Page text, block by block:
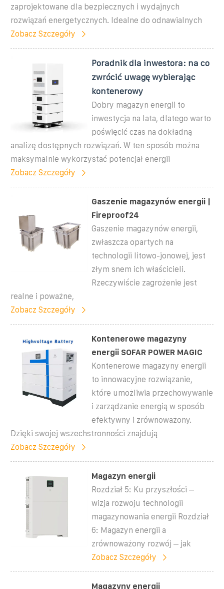
zaprojektowane dla bezpiecznych i wydajnych
rozwiązań energetycznych. Idealne do odnawialnych
Zobacz Szczegóły
Poradnik dla inwestora: na co
zwrócić uwagę wybierając
kontenerowy
Dobry magazyn energii to
inwestycja na lata, dlatego warto
poświęcić czas na dokładną
analizę dostępnych rozwiązań. W ten sposób można
maksymalnie wykorzystać potencjał energii
Zobacz Szczegóły
Gaszenie magazynów energii |
Fireproof24
Gaszenie magazynów energii,
zwłaszcza opartych na
technologii litowo-jonowej, jest
złym snem ich właścicieli.
Rzeczywiście zagrożenie jest
realne i poważne,
Zobacz Szczegóły
Kontenerowe magazyny
energii SOFAR POWER MAGIC
Kontenerowe magazyny energii
to innowacyjne rozwiązanie,
które umożliwia przechowywanie
i zarządzanie energią w sposób
efektywny i zrównoważony.
Dzięki swojej wszechstronności znajdują
Zobacz Szczegóły
Magazyn energii
Rozdział 5: Ku przyszłości –
wizja rozwoju technologii
magazynowania energii Rozdział
6: Magazyn energii a
zrównoważony rozwój – jak
Zobacz Szczegóły
Magazyny energii